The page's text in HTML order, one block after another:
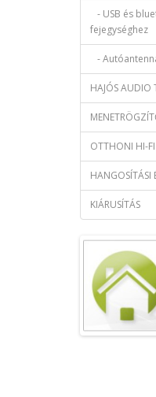
- USB és
fejegységhez
-
HAJÓS AUDIO
OTTHONI HI-
HANGOSÍTÁSI
KIÁRUSÍTÁS